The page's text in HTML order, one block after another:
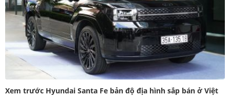
Xem trước Hyundai Santa Fe bản độ địa hình sắp bán ở Việt